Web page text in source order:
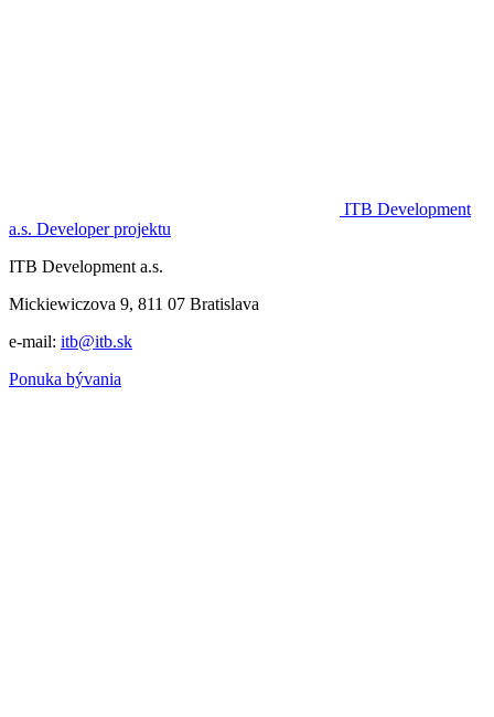
ITB Development
a.s. Developer projektu
ITB Development a.s.
Mickiewiczova 9, 811 07 Bratislava
e-mail: itb@itb.sk
Ponuka bývania